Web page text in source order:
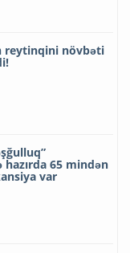
reytinqini növbəti
65 mindən
var